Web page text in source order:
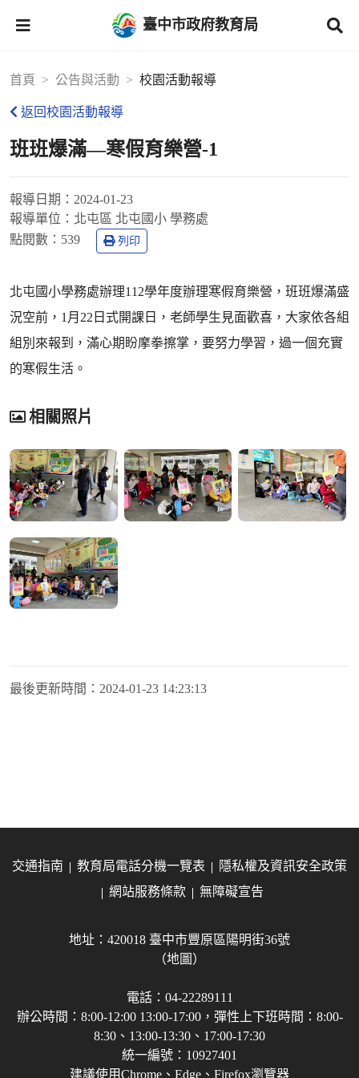
臺中市政府教育局
首頁 公告與活動 校園活動報導
返回校園活動報導
班班爆滿—寒假育樂營-1
報導日期： 2024-01-23
報導單位： 北屯區 北屯國小 學務處
點閱數： 539 列印
北屯國小學務處辦理112學年度辦理寒假育樂營，班班爆滿盛
況空前，1月22日式開課日，老師學生見面歡喜，大家依各組
組別來報到，滿心期盼摩拳擦掌，要努力學習，過一個充實
的寒假生活。
相關照片
最後更新時間： 2024-01-23 14:23:13
交通指南 教育局電話分機一覽表
隱私權及資訊安全政策
網站服務條款
無障礙宣告
地址：420018 臺中市豐原區陽明街36號
（地圖）
電話：04-22289111
辦公時間：8:00-12:00 13:00-17:00，彈性上下班時間：8:00-
8:30、13:00-13:30、17:00-17:30
統一編號：10927401
建議使用Chrome、Edge、Firefox瀏覽器